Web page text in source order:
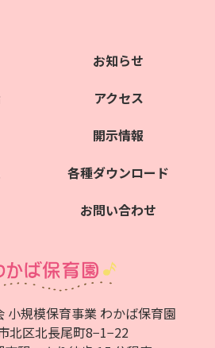
お知らせ
アクセス
開示情報
各種ダウンロード
お問い合わせ
小規模保育事業 わかば保育園
北区北⻑尾町8−1−22